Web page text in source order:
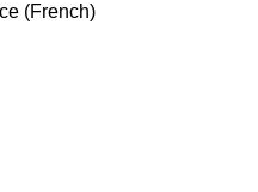
(French)